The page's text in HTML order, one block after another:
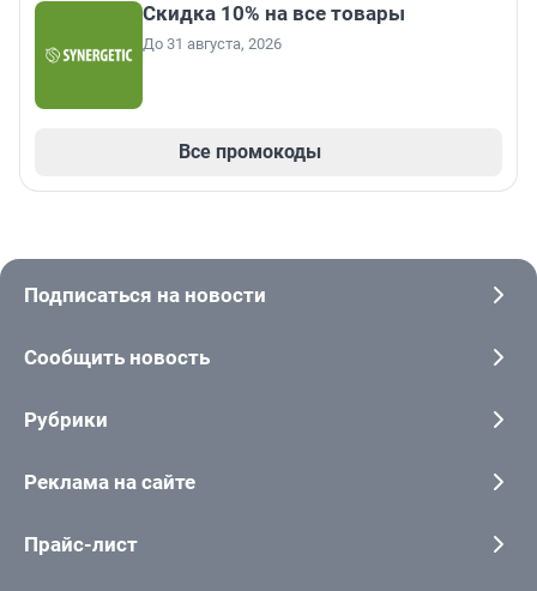
Скидка 10% на все товары
До 31 августа, 2026
Все промокоды
Подписаться на новости
Сообщить новость
Рубрики
Реклама на сайте
Прайс-лист